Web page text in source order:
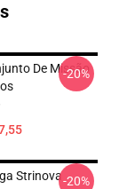
De Missão
-20%
Strinova-20%